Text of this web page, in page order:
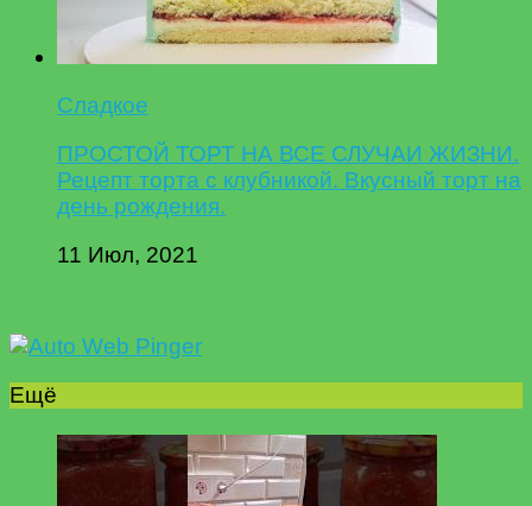
Сладкое
ПРОСТОЙ ТОРТ НА ВСЕ СЛУЧАИ ЖИЗНИ.
Рецепт торта с клубникой. Вкусный торт на
день рождения.
11 Июл, 2021
Ещё